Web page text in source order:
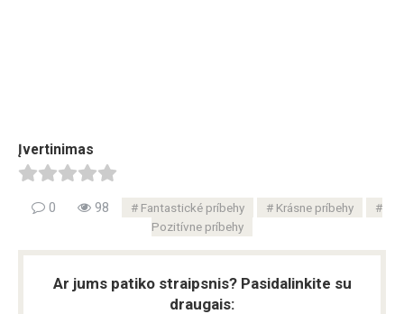
Įvertinimas
0 98 Fantastické príbehy
Krásne príbehy
Pozitívne príbehy
Ar jums patiko straipsnis? Pasidalinkite su
draugais: